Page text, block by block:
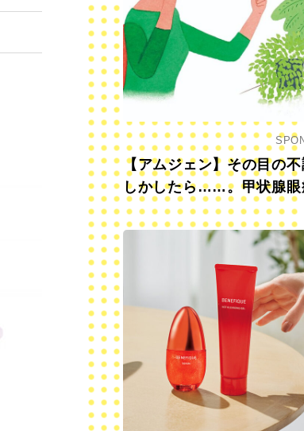
【アムジェン】その目の
しかしたら……。甲状腺眼
っていますか？